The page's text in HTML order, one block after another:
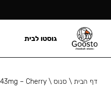
דף הבית\ סנוס \
– Cherry
גוסטו לבית